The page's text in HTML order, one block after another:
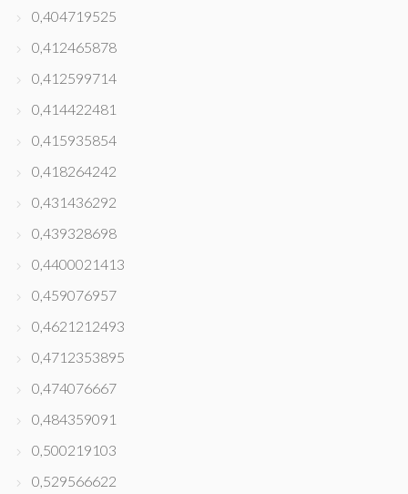
0,404719525
0,412465878
0,412599714
0,414422481
0,415935854
0,418264242
0,431436292
0,439328698
0,4400021413
0,459076957
0,4621212493
0,4712353895
0,474076667
0,484359091
0,500219103
0,529566622